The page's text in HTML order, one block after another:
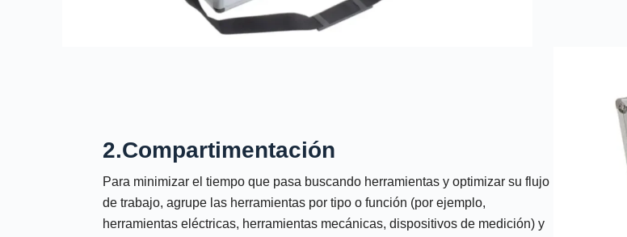
2.Compartimentación
Para minimizar el tiempo que pasa buscando herramientas y optimizar su flujo
de trabajo, agrupe las herramientas por tipo o función (por ejemplo,
herramientas eléctricas, herramientas mecánicas, dispositivos de medición) y